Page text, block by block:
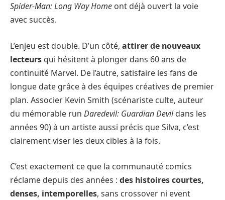
Spider-Man: Long Way Home ont déjà ouvert la voie
avec succès.
L’enjeu est double. D’un côté, attirer de nouveaux
lecteurs qui hésitent à plonger dans 60 ans de
continuité Marvel. De l’autre, satisfaire les fans de
longue date grâce à des équipes créatives de premier
plan. Associer Kevin Smith (scénariste culte, auteur
du mémorable run Daredevil: Guardian Devildans les
années 90) à un artiste aussi précis que Silva, c’est
clairement viser les deux cibles à la fois.
C’est exactement ce que la communauté comics
réclame depuis des années : des histoires courtes,
denses, intemporelles, sans crossover ni event